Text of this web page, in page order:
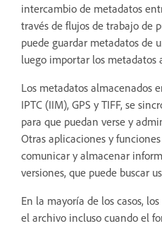
intercambio de metadatos
través de flujos de trabajo de
puede guardar metadatos de
luego importar los metadatos
Los metadatos almacenados
IPTC (IIM), GPS y TIFF, se
para que puedan verse y
Otras aplicaciones y
comunicar y almacenar
versiones, que puede buscar
En la mayoría de los casos,
el archivo incluso cuando el